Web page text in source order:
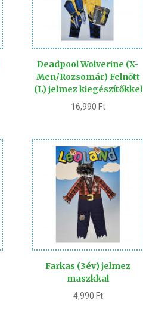
Deadpool Wolverine (X-
Men/Rozsomár) Felnőtt
(L) jelmez kiegészítőkkel
16,990 Ft
Farkas (3év) jelmez
maszkkal
4,990 Ft